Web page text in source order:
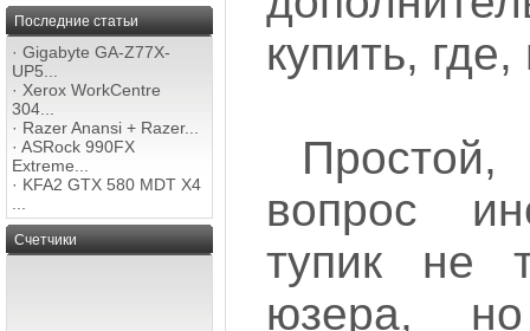
Последние статьи
· Gigabyte GA-Z77X-
UP5...
· Xerox WorkCentre
304...
· Razer Anansi + Razer...
· ASRock 990FX
Extreme...
· KFA2 GTX 580 MDT X4
Счетчики
купить,
вопрос
тупик не
юзера,